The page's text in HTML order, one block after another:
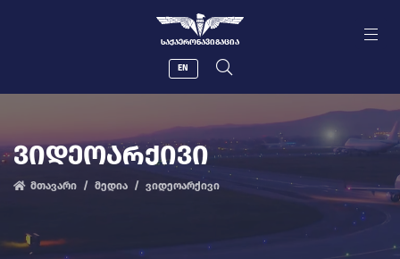
ᲡᲐᲥᲐᲔᲠᲝᲜᲐᲕᲘᲒᲐᲪᲘᲐ
EN
ᲕᲘᲓᲔᲝᲐᲠᲥᲘᲕᲘ
მთავარი მედია ვიდეოარქივი